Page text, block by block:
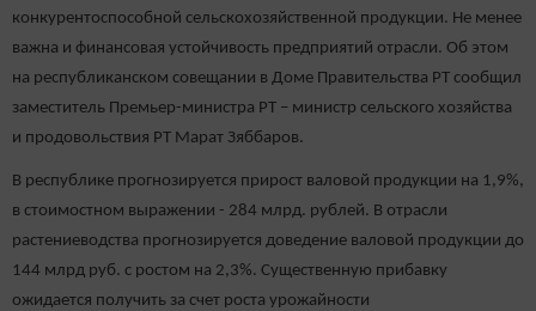
конкурентоспособной сельскохозяйственной продукции. Не менее
важна и финансовая устойчивость предприятий отрасли. Об этом
на республиканском совещании в Доме Правительства РТ сообщил
заместитель Премьер-министра РТ – министр сельского хозяйства
и продовольствия РТ Марат Зяббаров.
В республике прогнозируется прирост валовой продукции на 1,9%,
в стоимостном выражении - 284 млрд. рублей. В отрасли
растениеводства прогнозируется доведение валовой продукции до
144 млрд руб. с ростом на 2,3%. Существенную прибавку
ожидается получить за счет роста урожайности